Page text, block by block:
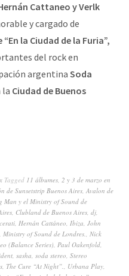
Cattaneo y Verlk
y cargado de
“En la Ciudad de la Furia”,
del rock en
argentina Soda
la Ciudad de Buenos
Tagged 11 álbumes, 2 y 3 de marzo en
de Sunsetstrip Buenos Aires, Avalon de
Man y el Ministry of Sound de
, Clubland de Buenos Aires, dj,
, Hernán Cattáneo, Ibiza, John
, Ministry of Sound de Londres., Nick
(Balance Series), Paul Oakenfold,
, sasha, soda stereo, Stereo
, The Cure “At Night”., Urbana Play,